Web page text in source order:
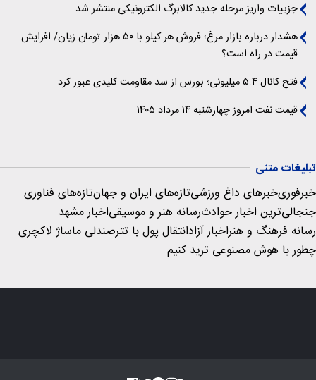
جزییات واریز مرحله جدید کالابرگ الکترونیکی منتشر شد
هشدار درباره بازار مرغ؛ فروش هر کیلو با ۵۰ هزار تومان زیان/ افزایش
قیمت در راه است؟
فتح کانال ۵.۴ میلیونی؛ بورس از سد مقاومت کلیدی عبور کرد
قیمت نفت امروز چهارشنبه ۱۴ مرداد ۱۴۰۵
تبلیغات متنی
خبرفوریخبرهای داغ ورزشیتازه‌های ایران و جهانتازه‌های فناوری
جنجالی‌ترین اخبار حوادثرسانه هنر و موسیقیاخبار مشهد
رسانه فرهنگ و هنراخبار آزادانتقال پول با تترصندلی ماساژ لاکچری
چطور با هوش مصنوعی ترید کنیم